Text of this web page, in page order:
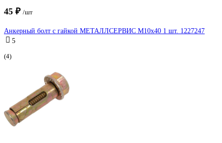
45 ₽ /шт
Анкерный болт с гайкой МЕТАЛЛСЕРВИС М10x40 1 шт. 1227247
5
(4)